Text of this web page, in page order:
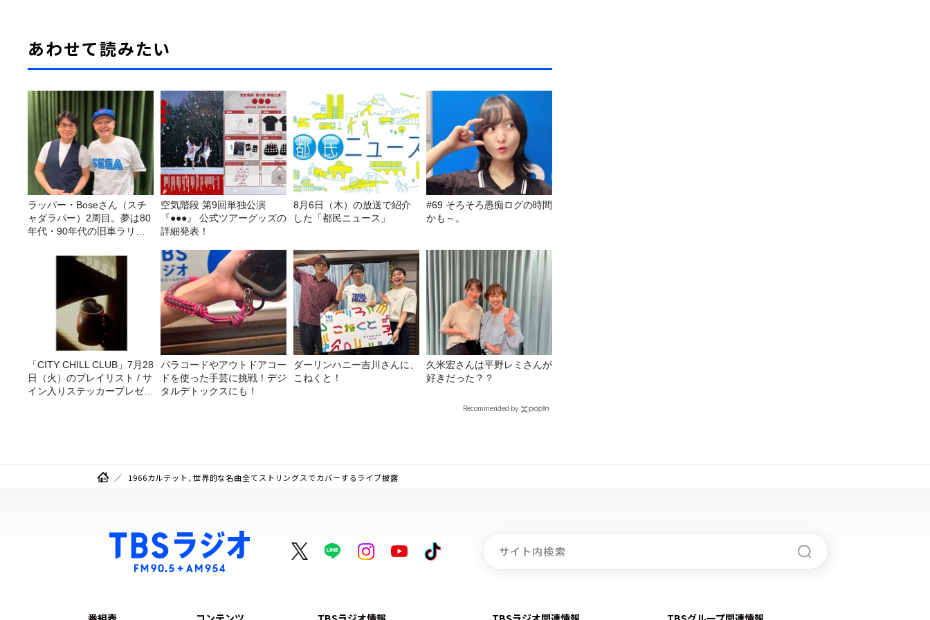
あわせて読みたい
ラッパー・Boseさん（スチ
ャダラパー）2周目。夢は80
年代・90年代の旧車ラリ
空気階段 第9回単独公演
『●●●』 公式ツアーグッズの
詳細発表！
8月6日（木）の放送で紹介
した「都民ニュース」
#69 そろそろ愚痴ログの時間
かも～。
「CITY CHILL CLUB」7月28
日（火）のプレイリスト / サ
イン入りステッカープレゼン
パラコードやアウトドアコー
ドを使った手芸に挑戦！デジ
タルデトックスにも！
ダーリンハニー吉川さんに、
こねくと！
久米宏さんは平野レミさんが
好きだった？？
Recommended by
1966カルテット、世界的な名曲全てストリングスでカバーするライブ披露